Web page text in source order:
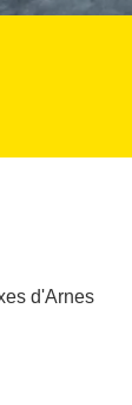
d'Arnes